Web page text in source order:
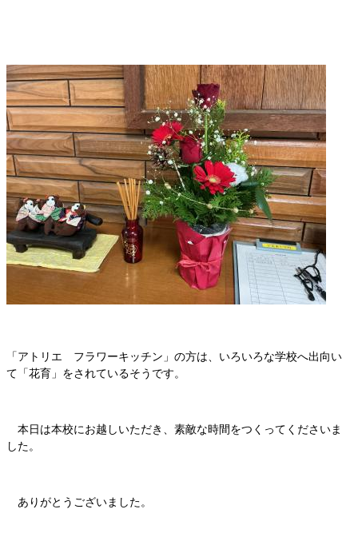
「アトリエ フラワーキッチン」の方は、いろいろな学校へ出向い
て「花育」をされているそうです。
本日は本校にお越しいただき、素敵な時間をつくってくださいま
した。
ありがとうございました。